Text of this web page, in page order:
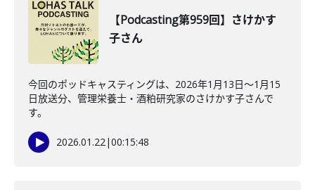
【Podcasting第959回】さけかす
子さん
今回のポッドキャスティングは、2026年1月13日〜1月15
日放送分、管理栄養士・酒粕研究家のさけかす子さんで
す。
2026.01.22|00:15:48